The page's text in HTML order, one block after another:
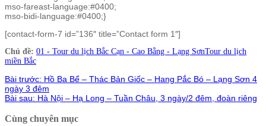
mso-fareast-language:#0400;
mso-bidi-language:#0400;}
[contact-form-7 id=”136″ title=”Contact form 1″]
Chủ đề: 01 - Tour du lịch Bắc Cạn - Cao Bằng - Lạng SơnTour du lịch
miền Bắc
Bài trước: Hồ Ba Bể – Thác Bản Giốc – Hang Pắc Bó – Lạng Sơn 4
ngày 3 đêm
Bài sau: Hà Nội – Hạ Long – Tuần Châu, 3 ngày/2 đêm, đoàn riêng
Cùng chuyên mục